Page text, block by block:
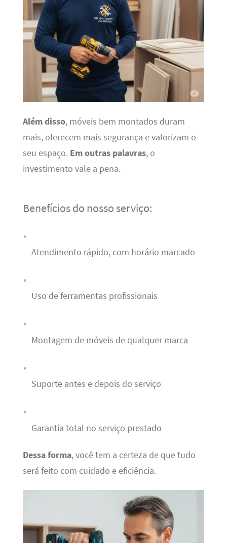
Além disso, móveis bem montados duram
mais, oferecem mais segurança e valorizam o
seu espaço. Em outras palavras, o
investimento vale a pena.
Benefícios do nosso serviço:
Atendimento rápido, com horário marcado
Uso de ferramentas profissionais
Montagem de móveis de qualquer marca
Suporte antes e depois do serviço
Garantia total no serviço prestado
Dessa forma, você tem a certeza de que tudo
será feito com cuidado e eficiência.